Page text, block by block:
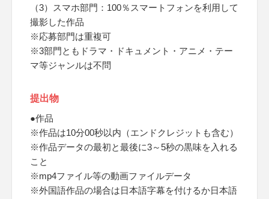
（3）スマホ部門：100％スマートフォンを利用して
撮影した作品
※応募部門は重複可
※3部門ともドラマ・ドキュメント・アニメ・テー
マ等ジャンルは不問
提出物
●作品
※作品は10分00秒以内（エンドクレジットも含む）
※作品データの最初と最後に3～5秒の黒味を入れる
こと
※mp4ファイル等の動画ファイルデータ
※外国語作品の場合は日本語字幕を付けるか日本語